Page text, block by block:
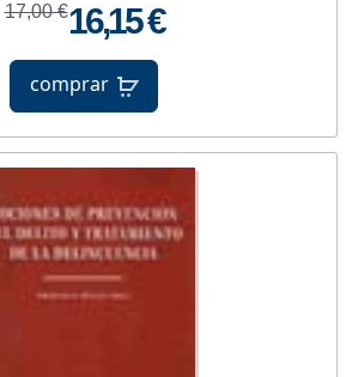
17,00 €16,15 €
comprar